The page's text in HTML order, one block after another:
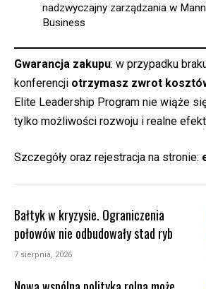
nadzwyczajny zarządzania w
Business
Gwarancja zakupu: w przypadku
konferencji otrzymasz zwrot
Elite Leadership Program nie wiąże
tylko możliwości rozwoju i realne
Szczegóły oraz rejestracja na stronie:
Bałtyk w kryzysie. Ograniczenia
połowów nie odbudowały stad ryb
7 sierpnia, 2026